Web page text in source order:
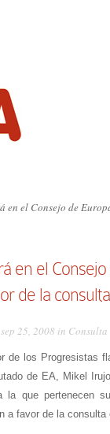
en el Consejo de
en el
de la
25, 2008 in Consulta
de los Progresistas
de EA, Mikel
la que pertenecen
a favor de la consulta